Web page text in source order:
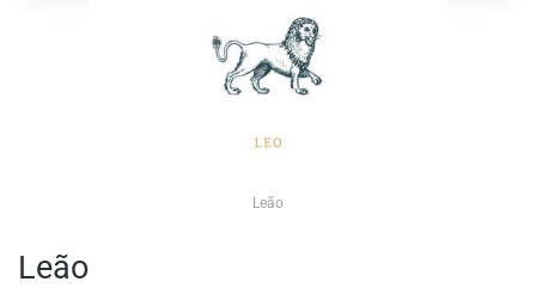
Leão
Leão